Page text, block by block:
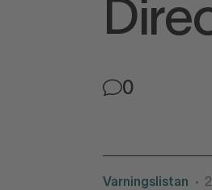
0
Varningslistan •